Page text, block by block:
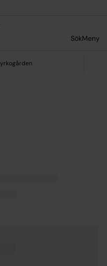
SökMeny